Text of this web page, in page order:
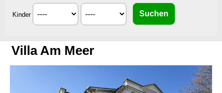
Kinder
Villa Am Meer